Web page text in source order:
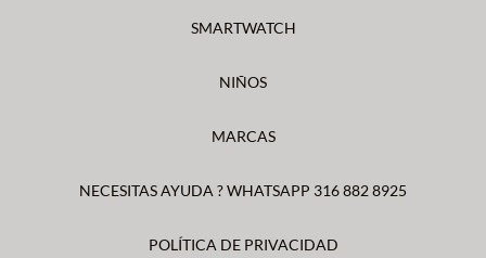
SMARTWATCH
NIÑOS
MARCAS
NECESITAS AYUDA ? WHATSAPP 316 882 8925
POLÍTICA DE PRIVACIDAD